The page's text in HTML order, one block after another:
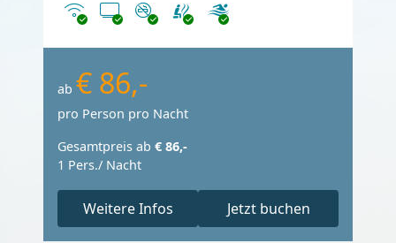
InternetTV Nichtraucher
ab € 86,-
pro Person pro Nacht
Gesamtpreis ab € 86,-
1 Pers./ Nacht
Weitere Infos Jetzt buchen